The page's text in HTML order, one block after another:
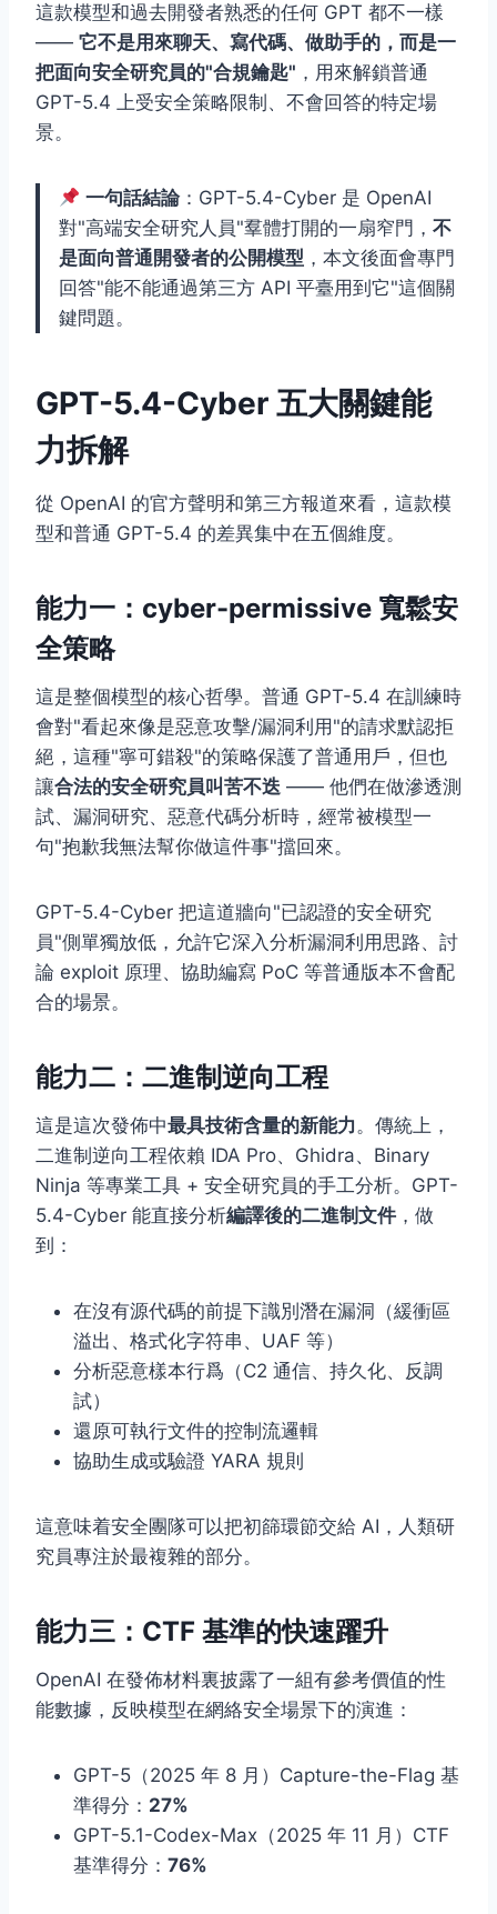
這款模型和過去開發者熟悉的任何 GPT 都不一樣
—— 它不是用來聊天、寫代碼、做助手的，而是一
把面向安全研究員的"合規鑰匙" ，用來解鎖普通
GPT-5.4 上受安全策略限制、不會回答的特定場
景。
一句話結論：GPT-5.4-Cyber 是 OpenAI
對"高端安全研究人員"羣體打開的一扇窄門， 不
是面向普通開發者的公開模型 ，本文後面會專門
回答"能不能通過第三方 API 平臺用到它"這個關
鍵問題。
GPT-5.4-Cyber 五大關鍵能
力拆解
從 OpenAI 的官方聲明和第三方報道來看，這款模
型和普通 GPT-5.4 的差異集中在五個維度。
能力一：cyber-permissive 寬鬆安
全策略
這是整個模型的核心哲學。普通 GPT-5.4 在訓練時
會對"看起來像是惡意攻擊/漏洞利用"的請求默認拒
絕，這種"寧可錯殺"的策略保護了普通用戶，但也
讓合法的安全研究員叫苦不迭 —— 他們在做滲透測
試、漏洞研究、惡意代碼分析時，經常被模型一
句"抱歉我無法幫你做這件事"擋回來。
GPT-5.4-Cyber 把這道牆向"已認證的安全研究
員"側單獨放低，允許它深入分析漏洞利用思路、討
論 exploit 原理、協助編寫 PoC 等普通版本不會配
合的場景。
能力二：二進制逆向工程
這是這次發佈中最具技術含量的新能力。傳統上，
二進制逆向工程依賴 IDA Pro、Ghidra、Binary
Ninja 等專業工具 + 安全研究員的手工分析。GPT-
5.4-Cyber 能直接分析編譯後的二進制文件 ，做
到：
在沒有源代碼的前提下識別潛在漏洞（緩衝區
溢出、格式化字符串、UAF 等）
分析惡意樣本行爲（C2 通信、持久化、反調
試）
還原可執行文件的控制流邏輯
協助生成或驗證 YARA 規則
這意味着安全團隊可以把初篩環節交給 AI，人類研
究員專注於最複雜的部分。
能力三：CTF 基準的快速躍升
OpenAI 在發佈材料裏披露了一組有參考價值的性
能數據，反映模型在網絡安全場景下的演進：
GPT-5（2025 年 8 月）Capture-the-Flag 基
準得分： 27%
GPT-5.1-Codex-Max（2025 年 11 月）CTF
基準得分： 76%